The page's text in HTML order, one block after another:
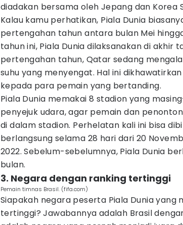
diadakan bersama oleh Jepang dan Korea
Kalau kamu perhatikan, Piala Dunia
pertengahan tahun antara bulan Mei
tahun ini, Piala Dunia dilaksanakan di akhir
pertengahan tahun, Qatar sedang
suhu yang menyengat. Hal ini
kepada para pemain yang bertanding.
Piala Dunia memakai 8 stadion yang
penyejuk udara, agar pemain dan
di dalam stadion. Perhelatan kali ini bisa
berlangsung selama 28 hari dari 20
2022. Sebelum-sebelumnya, Piala Dunia
bulan.
3. Negara dengan ranking tertinggi
Pemain timnas Brasil. (fifa.com)
Siapakah negara peserta Piala Dunia yang
tertinggi? Jawabannya adalah Brasil